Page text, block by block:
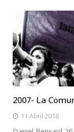
2007- La
11 Abril 2018